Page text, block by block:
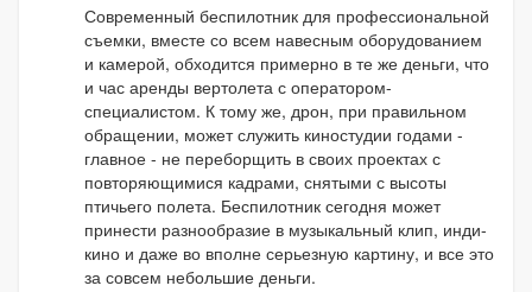
Современный беспилотник для профессиональной
съемки, вместе со всем навесным оборудованием
и камерой, обходится примерно в те же деньги, что
и час аренды вертолета с оператором-
специалистом. К тому же, дрон, при правильном
обращении, может служить киностудии годами -
главное - не переборщить в своих проектах с
повторяющимися кадрами, снятыми с высоты
птичьего полета. Беспилотник сегодня может
принести разнообразие в музыкальный клип, инди-
кино и даже во вполне серьезную картину, и все это
за совсем небольшие деньги.